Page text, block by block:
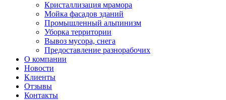
Кристаллизация мрамора
Мойка фасадов зданий
Промышленный альпинизм
Уборка территории
Вывоз мусора, снега
Предоставление разнорабочих
О компании
Новости
Клиенты
Отзывы
Контакты